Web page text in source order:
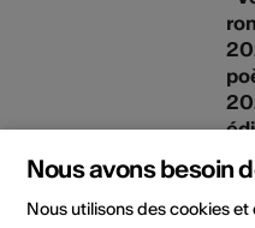
Nous avons besoin
Nous utilisons des cookies